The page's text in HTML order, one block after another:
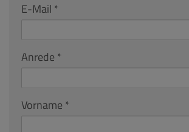
E-Mail
Anrede
Vorname